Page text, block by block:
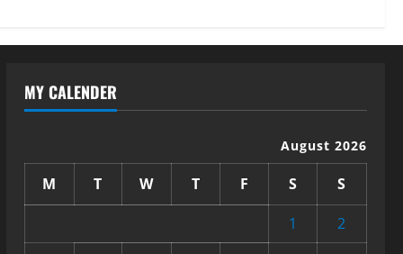
MY CALENDER
August 2026
M T W T F S
S
1
2